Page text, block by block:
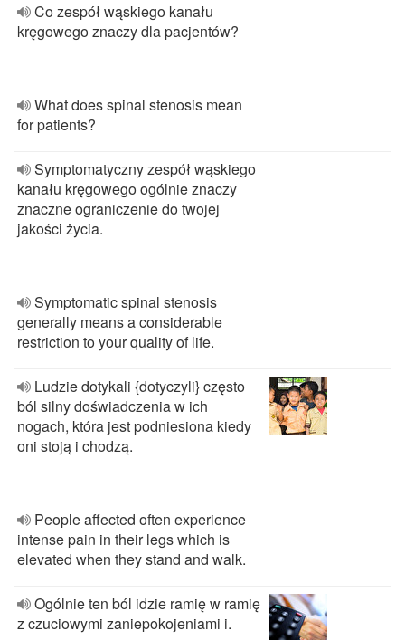
Co zespół wąskiego kanału
kręgowego znaczy dla pacjentów?
What does spinal stenosis mean
for patients?
Symptomatyczny zespół wąskiego
kanału kręgowego ogólnie znaczy
znaczne ograniczenie do twojej
jakości życia.
Symptomatic spinal stenosis
generally means a considerable
restriction to your quality of life.
Ludzie dotykali {dotyczyli} często
ból silny doświadczenia w ich
nogach, która jest podniesiona kiedy
oni stoją i chodzą.
People affected often experience
intense pain in their legs which is
elevated when they stand and walk.
Ogólnie ten ból idzie ramię w ramię
z czuciowymi zaniepokojeniami i.